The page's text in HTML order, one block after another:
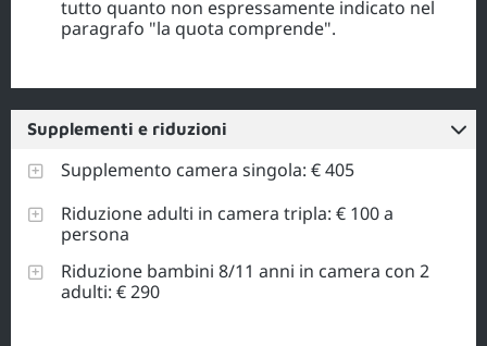
tutto quanto non espressamente indicato nel
paragrafo "la quota comprende".
Supplementi e riduzioni
Supplemento camera singola: € 405
Riduzione adulti in camera tripla: € 100 a
persona
Riduzione bambini 8/11 anni in camera con 2
adulti: € 290